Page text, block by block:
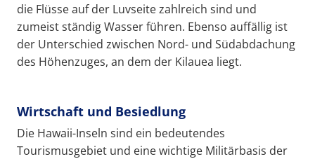
die Flüsse auf der Luvseite zahlreich sind und
zumeist ständig Wasser führen. Ebenso auffällig ist
der Unterschied zwischen Nord- und Südabdachung
des Höhenzuges, an dem der Kilauea liegt.
Wirtschaft und Besiedlung
Die Hawaii-Inseln sind ein bedeutendes
Tourismusgebiet und eine wichtige Militärbasis der